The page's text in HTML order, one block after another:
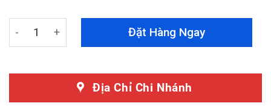
Body Kit Audi Q5 2017+ Lên Audi SQ5 2024 Đẳng Cấp
Đặt Hàng Ngay
Địa Chỉ Chi Nhánh